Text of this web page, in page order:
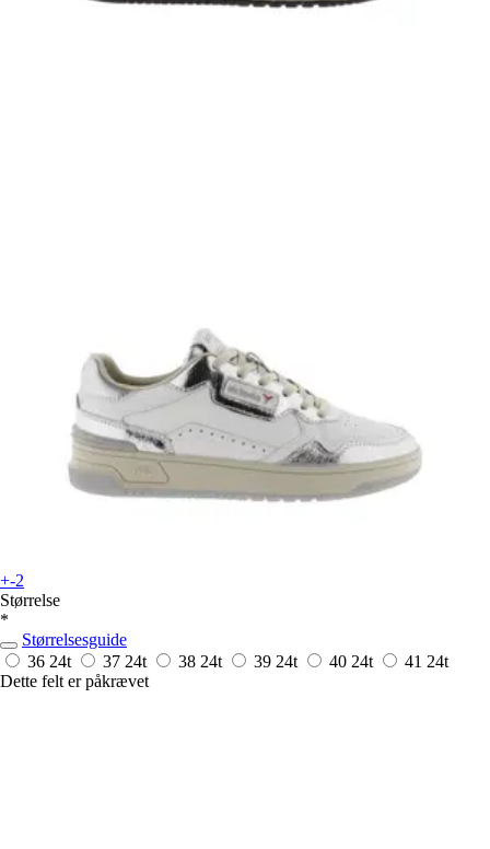
+-2
Størrelse
*
Størrelsesguide
36 24t 37 24t 38 24t 39 24t 40 24t 41 24t
Dette felt er påkrævet